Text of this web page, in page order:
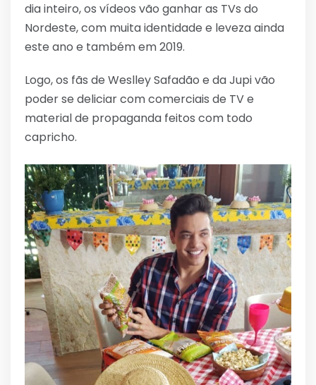
dia inteiro, os vídeos vão ganhar as TVs do
Nordeste, com muita identidade e leveza ainda
este ano e também em 2019.
Logo, os fãs de Weslley Safadão e da Jupi vão
poder se deliciar com comerciais de TV e
material de propaganda feitos com todo
capricho.